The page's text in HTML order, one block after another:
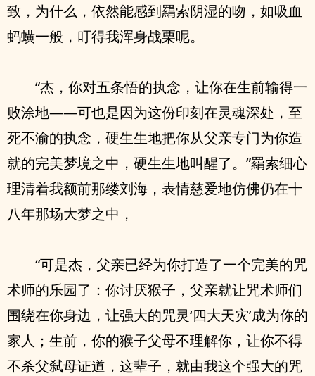
致，为什么，依然能感到羂索阴湿的吻，如吸血
蚂蟥一般，叮得我浑身战栗呢。
“杰，你对五条悟的执念，让你在生前输得一
败涂地——可也是因为这份印刻在灵魂深处，至
死不渝的执念，硬生生地把你从父亲专门为你造
就的完美梦境之中，硬生生地叫醒了。”羂索细心
理清着我额前那缕刘海，表情慈爱地仿佛仍在十
八年那场大梦之中，
“可是杰，父亲已经为你打造了一个完美的咒
术师的乐园了：你讨厌猴子，父亲就让咒术师们
围绕在你身边，让强大的咒灵‘四大天灾’成为你的
家人；生前，你的猴子父母不理解你，让你不得
不杀父弑母证道，这辈子，就由我这个强大的咒